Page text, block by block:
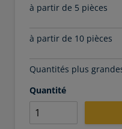
à partir de 5 pièces
à partir de 10 pièces
Quantités plus
Quantité